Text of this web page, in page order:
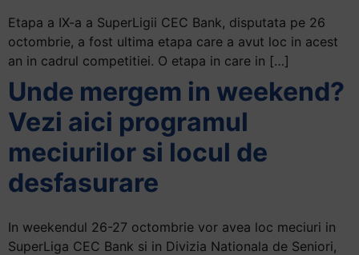
screen
reader
to
help
navigate
and
interact
with
content.
Etapa a IX-a a SuperLigii CEC Bank, disputata pe 26
octombrie, a fost ultima etapa care a avut loc in acest
an in cadrul competitiei. O etapa in care in […]
Unde mergem in weekend?
Vezi aici programul
meciurilor si locul de
desfasurare
In weekendul 26-27 octombrie vor avea loc meciuri in
SuperLiga CEC Bank si in Divizia Nationala de Seniori,